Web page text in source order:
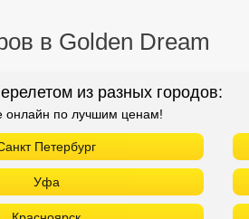
в Golden Dream
из разных городов:
онлайн по лучшим ценам!
Петербург
Уфа